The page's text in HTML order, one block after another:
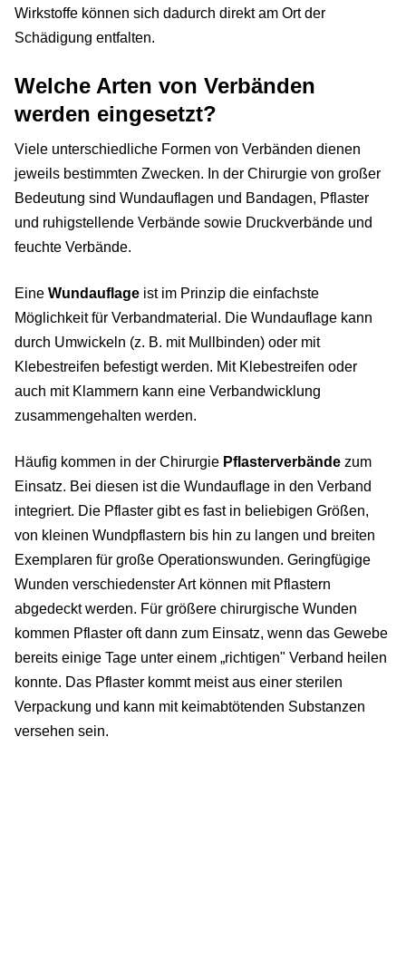
Wirkstoffe können sich dadurch direkt am Ort der
Schädigung entfalten.
Welche Arten von Verbänden
werden eingesetzt?
Viele unterschiedliche Formen von Verbänden dienen
jeweils bestimmten Zwecken. In der Chirurgie von großer
Bedeutung sind Wundauflagen und Bandagen, Pflaster
und ruhigstellende Verbände sowie Druckverbände und
feuchte Verbände.
Eine Wundauflage ist im Prinzip die einfachste
Möglichkeit für Verbandmaterial. Die Wundauflage kann
durch Umwickeln (z. B. mit Mullbinden) oder mit
Klebestreifen befestigt werden. Mit Klebestreifen oder
auch mit Klammern kann eine Verbandwicklung
zusammengehalten werden.
Häufig kommen in der Chirurgie Pflasterverbände zum
Einsatz. Bei diesen ist die Wundauflage in den Verband
integriert. Die Pflaster gibt es fast in beliebigen Größen,
von kleinen Wundpflastern bis hin zu langen und breiten
Exemplaren für große Operationswunden. Geringfügige
Wunden verschiedenster Art können mit Pflastern
abgedeckt werden. Für größere chirurgische Wunden
kommen Pflaster oft dann zum Einsatz, wenn das Gewebe
bereits einige Tage unter einem „richtigen" Verband heilen
konnte. Das Pflaster kommt meist aus einer sterilen
Verpackung und kann mit keimabtötenden Substanzen
versehen sein.